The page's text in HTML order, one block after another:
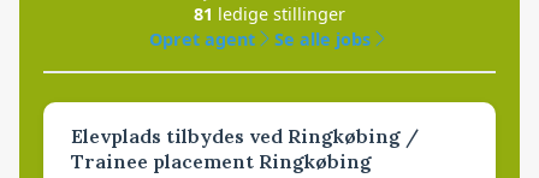
81 ledige stillinger
Opret agent
Se alle jobs
Elevplads tilbydes ved Ringkøbing /
Trainee placement Ringkøbing